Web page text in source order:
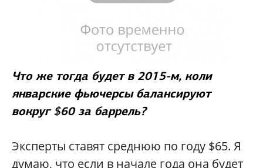
Что же тогда будет в 2015-м, коли
январские фьючерсы балансируют
вокруг $60 за баррель?
Эксперты ставят среднюю по году $65. Я
думаю, что если в начале года она будет